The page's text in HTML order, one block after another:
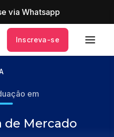
via Whatsapp
Inscreva-se
em
de Mercado